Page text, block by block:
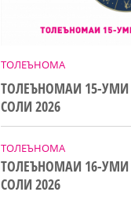
ТОЛЕЪНОМА
ТОЛЕЪНОМАИ 15-
СОЛИ 2026
ТОЛЕЪНОМА
ТОЛЕЪНОМАИ 16-
СОЛИ 2026